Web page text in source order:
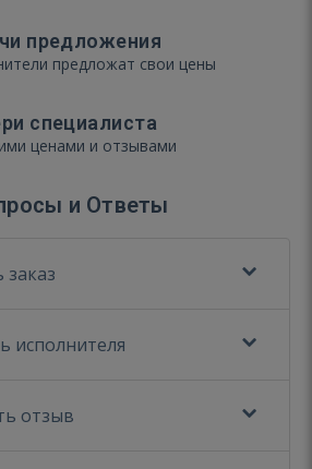
предложения
предложат свои цены
специалиста
ценами и отзывами
и Ответы
заказ
исполнителя
отзыв